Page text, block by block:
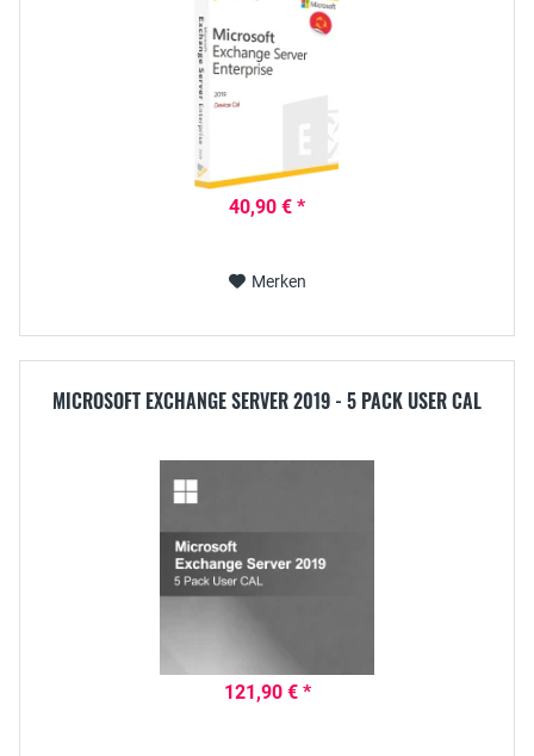
40,90 € *
Merken
MICROSOFT EXCHANGE SERVER 2019 - 5 PACK USER CAL
121,90 € *